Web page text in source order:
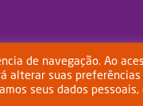
Termos de Uso Política de
de navegação. Ao
alterar suas
seus dados